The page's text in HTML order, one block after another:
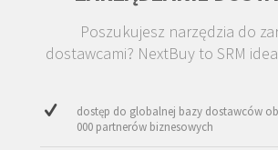
Poszukujesz narzędzia do
dostawcami? NextBuy to SRM
dostęp do globalnej bazy dostawców
000 partnerów biznesowych